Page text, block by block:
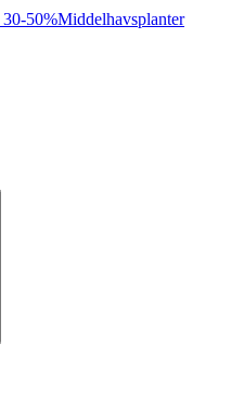
30-50%Middelhavsplanter